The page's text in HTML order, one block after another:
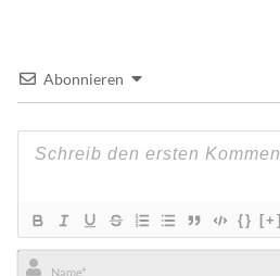
Abonnieren
{} [+]